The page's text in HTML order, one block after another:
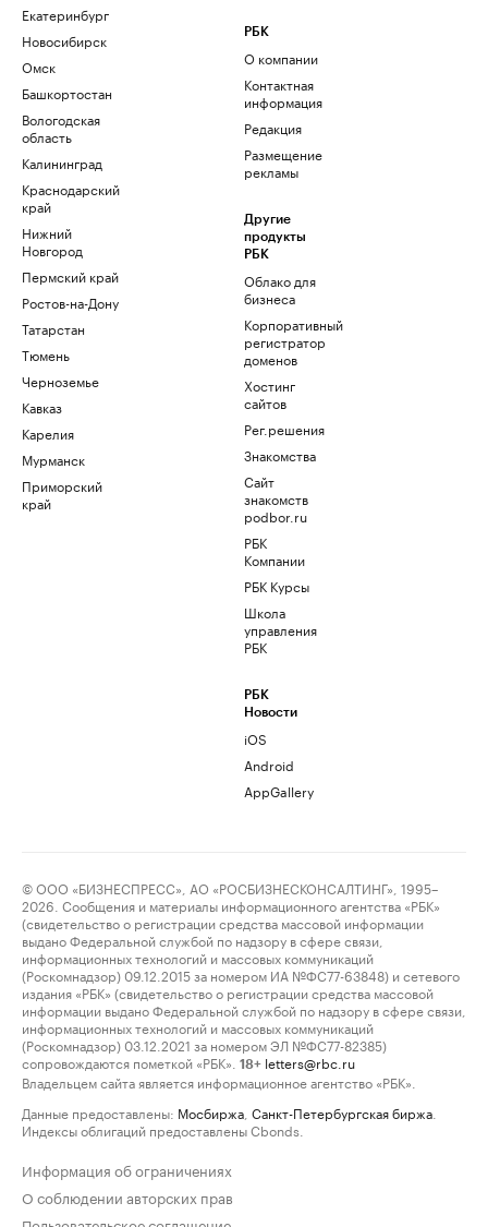
Екатеринбург
Новосибирск
Омск
Башкортостан
Вологодская
область
Калининград
Краснодарский
край
Нижний
Новгород
Пермский край
Ростов-на-Дону
Татарстан
Тюмень
Черноземье
Кавказ
Карелия
Мурманск
Приморский
край
РБК
О компании
Контактная
информация
Редакция
Размещение
рекламы
Другие
продукты
РБК
Облако для
бизнеса
Корпоративный
регистратор
доменов
Хостинг
сайтов
Рег.решения
Знакомства
Сайт
знакомств
podbor.ru
РБК
Компании
РБК Курсы
Школа
управления
РБК
РБК
Новости
iOS
Android
AppGallery
© ООО «БИЗНЕСПРЕСС», АО «РОСБИЗНЕСКОНСАЛТИНГ», 1995–
2026. Сообщения и материалы информационного агентства «РБК»
(свидетельство о регистрации средства массовой информации
выдано Федеральной службой по надзору в сфере связи,
информационных технологий и массовых коммуникаций
(Роскомнадзор) 09.12.2015 за номером ИА №ФС77-63848) и сетевого
издания «РБК» (свидетельство о регистрации средства массовой
информации выдано Федеральной службой по надзору в сфере связи,
информационных технологий и массовых коммуникаций
(Роскомнадзор) 03.12.2021 за номером ЭЛ №ФС77-82385)
сопровождаются пометкой «РБК».
18+ letters@rbc.ru
Владельцем сайта является информационное агентство «РБК».
Данные предоставлены: Мосбиржа Санкт-Петербургская биржа
Индексы облигаций предоставлены Cbonds.
Информация об ограничениях
О соблюдении авторских прав